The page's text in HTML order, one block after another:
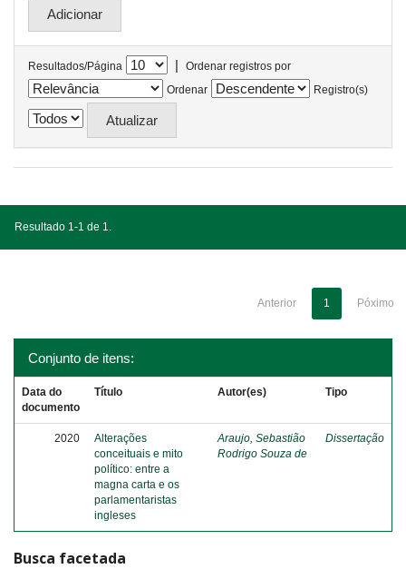
Resultados/Página |
Ordenar registros por
Ordenar
Registro(s)
Resultado 1-1 de 1.
Anterior 1 Póximo
Conjunto de itens:
Data do
documento
Título Autor(es) Tipo
2020
Alterações
conceituais e mito
político: entre a
magna carta e os
parlamentaristas
ingleses
Araujo, Sebastião
Rodrigo Souza de
Dissertação
Busca facetada